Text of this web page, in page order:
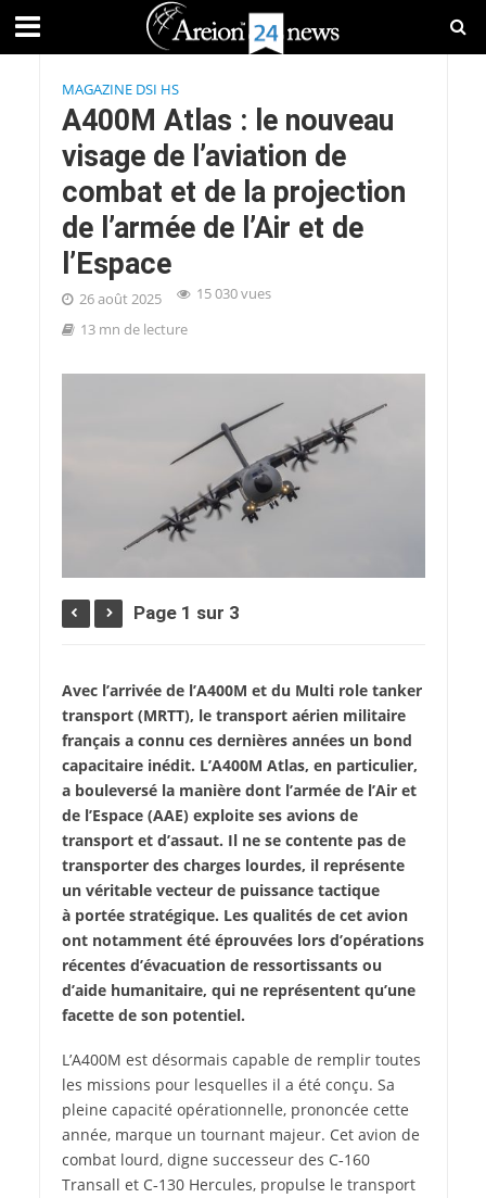
MAGAZINE DSI HS
A400M Atlas : le nouveau
visage de l’aviation de
combat et de la projection
de l’armée de l’Air et de
l’Espace
26 août 2025
15 030 vues
13 mn de lecture
Page 1 sur 3
Avec l’arrivée de l’A400M et du Multi role tanker
transport (MRTT), le transport aérien militaire
français a connu ces dernières années un bond
capacitaire inédit. L’A400M Atlas, en particulier,
a bouleversé la manière dont l’armée de l’Air et
de l’Espace (AAE) exploite ses avions de
transport et d’assaut. Il ne se contente pas de
transporter des charges lourdes, il représente
un véritable vecteur de puissance tactique
à portée stratégique. Les qualités de cet avion
ont notamment été éprouvées lors d’opérations
récentes d’évacuation de ressortissants ou
d’aide humanitaire, qui ne représentent qu’une
facette de son potentiel.
L’A400M est désormais capable de remplir toutes
les missions pour lesquelles il a été conçu. Sa
pleine capacité opérationnelle, prononcée cette
année, marque un tournant majeur. Cet avion de
combat lourd, digne successeur des C‑160
Transall et C‑130 Hercules, propulse le transport